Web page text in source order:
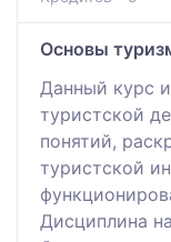
Основы
Данный курс
туристской
понятий,
туристской
Дисциплина